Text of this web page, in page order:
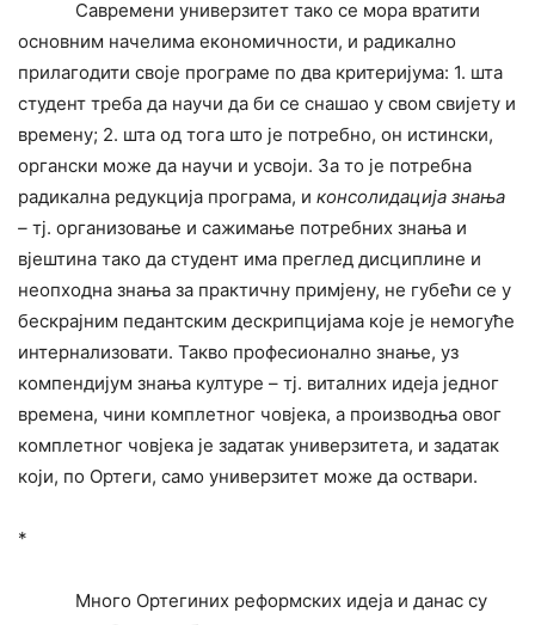
Савремени универзитет тако се мора вратити
основним начелима економичности, и радикално
прилагодити своје програме по два критеријума: 1. шта
студент треба да научи да би се снашао у свом свијету и
времену; 2. шта од тога што је потребно, он истински,
органски може да научи и усвоји. За то је потребна
радикална редукција програма, и консолидација знања
– тј. организовање и сажимање потребних знања и
вјештина тако да студент има преглед дисциплине и
неопходна знања за практичну примјену, не губећи се у
бескрајним педантским дескрипцијама које је немогуће
интернализовати. Такво професионално знање, уз
компендијум знања културе – тј. виталних идеја једног
времена, чини комплетног човјека, а производња овог
комплетног човјека је задатак универзитета, и задатак
који, по Ортеги, само универзитет може да оствари.
*
Много Ортегиних реформских идеја и данас су